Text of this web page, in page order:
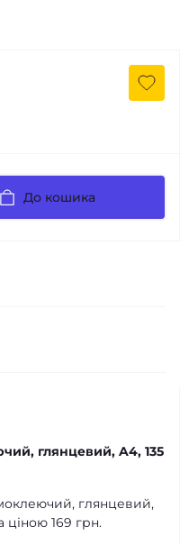
До кошика
глянцевий, A4, 135
глянцевий,
ціною 169 грн.